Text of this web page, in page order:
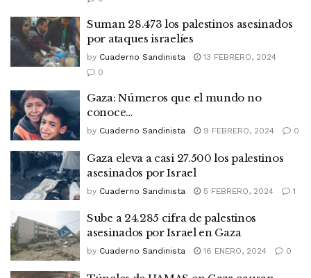
Suman 28.473 los palestinos asesinados
por ataques israelíes
by Cuaderno Sandinista
13 FEBRERO, 2024
0
Gaza: Números que el mundo no
conoce…
by Cuaderno Sandinista 9 FEBRERO, 2024 0
Gaza eleva a casi 27.500 los palestinos
asesinados por Israel
by Cuaderno Sandinista 5 FEBRERO, 2024 1
Sube a 24.285 cifra de palestinos
asesinados por Israel en Gaza
by Cuaderno Sandinista 16 ENERO, 2024 0